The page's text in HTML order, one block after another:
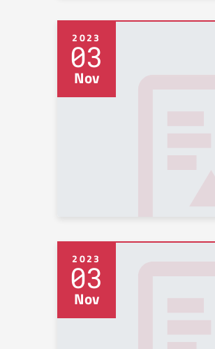
2023
03
Nov
2023
03
Nov